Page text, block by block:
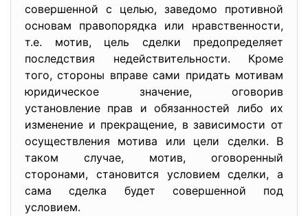
совершенной с целью, заведомо противной
основам правопорядка или нравственности,
т.е. мотив, цель сделки предопределяет
последствия недействительности. Кроме
того, стороны вправе сами придать мотивам
юридическое значение, оговорив
установление прав и обязанностей либо их
изменение и прекращение, в зависимости от
осуществления мотива или цели сделки. В
таком случае, мотив, оговоренный
сторонами, становится условием сделки, а
сама сделка будет совершенной под
условием.